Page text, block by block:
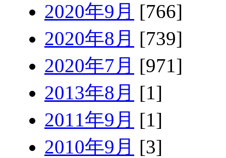
2020年9月 [766]
2020年8月 [739]
2020年7月 [971]
2013年8月 [1]
2011年9月 [1]
2010年9月 [3]